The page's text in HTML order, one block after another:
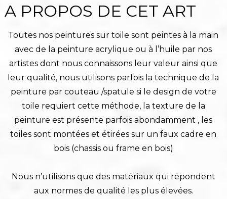
A PROPOS DE CET ART
Toutes nos peintures sur toile sont peintes à la main
avec de la peinture acrylique ou à l’huile par nos
artistes dont nous connaissons leur valeur ainsi que
leur qualité, nous utilisons parfois la technique de la
peinture par couteau /spatule si le design de votre
toile requiert cette méthode, la texture de la
peinture est présente parfois abondamment , les
toiles sont montées et étirées sur un faux cadre en
bois (chassis ou frame en bois)
Nous n’utilisons que des matériaux qui répondent
aux normes de qualité les plus élevées.